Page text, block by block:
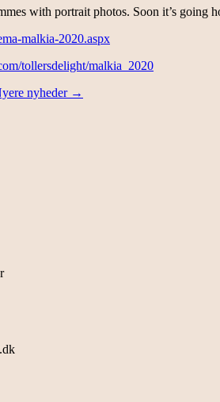
with portrait photos. Soon it’s going
malkia-2020.aspx
tollersdelight/malkia_2020
nyheder→